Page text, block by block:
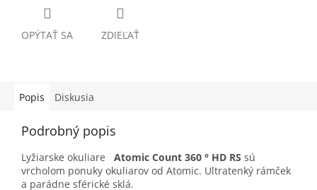
OPÝTAŤ SA ZDIEĽAŤ
Popis Diskusia
Podrobný popis
Lyžiarske okuliare Atomic Count 360 ° HD RS sú
vrcholom ponuky okuliarov od Atomic. Ultratenký rámček
a parádne sférické sklá.